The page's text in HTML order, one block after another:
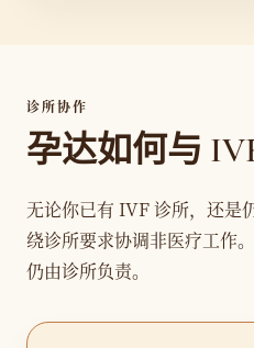
诊所协作
孕达如何与
无论你已有 IVF 诊所，还是
绕诊所要求协调非医疗工作
仍由诊所负责。